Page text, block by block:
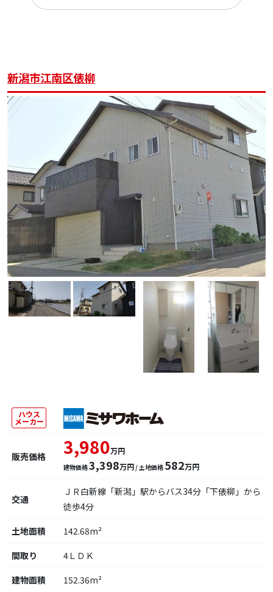
新潟市江南区俵柳
ハウス
メーカー
販売価格 3,980万円
建物価格3,398万円/ 土地価格 582万円
交通
ＪＲ白新線「新潟」駅からバス34分「下俵柳」から
徒歩4分
土地面積
142.68m²
間取り
4ＬＤＫ
建物面積
152.36m²